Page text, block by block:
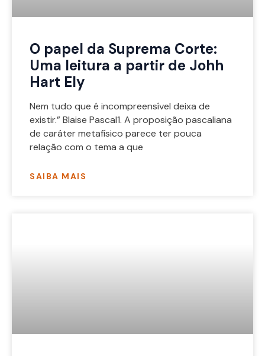
O papel da Suprema Corte:
Uma leitura a partir de Johh
Hart Ely
Nem tudo que é incompreensível deixa de
existir.” Blaise Pascal1. A proposição pascaliana
de caráter metafísico parece ter pouca
relação com o tema a que
SAIBA MAIS